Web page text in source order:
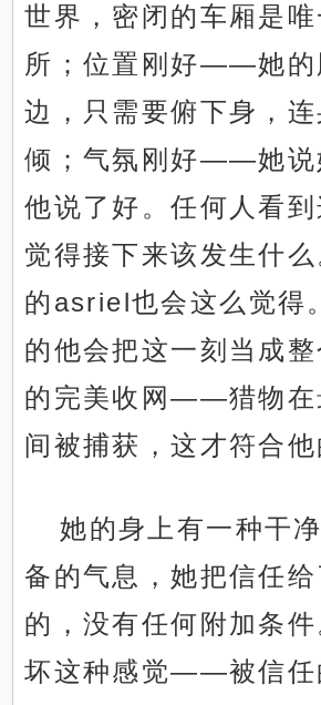
世界，密闭的车厢是
所；位置刚好——她的
边，只需要俯下身，连
倾；气氛刚好——她说
他说了好。任何人看
觉得接下来该发生什
的asriel也会这么觉得
的他会把这一刻当成
的完美收网——猎物在
间被捕获，这才符合他
她的身上有一种干
备的气息，她把信任
的，没有任何附加条
坏这种感觉——被信任